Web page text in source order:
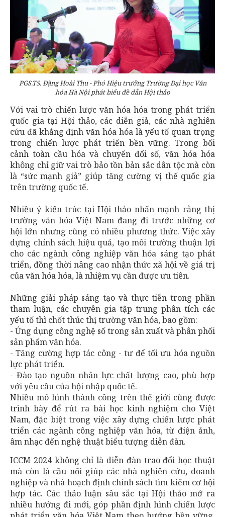
PGS.TS. Đặng Hoài Thu - Phó Hiệu trưởng Trường Đại học Văn
hóa Hà Nội phát biểu đề dẫn Hội thảo
Với vai trò chiến lược văn hóa hóa trong phát triển
quốc gia tại Hội thảo, các diễn giả, các nhà nghiên
cứu đã khẳng định văn hóa hóa là yếu tố quan trọng
trong chiến lược phát triển bền vững. Trong bối
cảnh toàn cầu hóa và chuyển đổi số, văn hóa hóa
không chỉ giữ vai trò bảo tồn bản sắc dân tộc mà còn
là “sức mạnh giả” giúp tăng cường vị thế quốc gia
trên trường quốc tế.
Nhiều ý kiến ​​trúc tại Hội thảo nhấn mạnh rằng thị
trường văn hóa Việt Nam đang đi trước những cơ
hội lớn nhưng cũng có nhiều phương thức. Việc xây
dựng chính sách hiệu quả, tạo môi trường thuận lợi
cho các ngành công nghiệp văn hóa sáng tạo phát
triển, đồng thời nâng cao nhận thức xã hội về giá trị
của văn hóa hóa, là nhiệm vụ cần được ưu tiên.
Những giải pháp sáng tạo và thực tiễn trong phần
tham luận, các chuyên gia tập trung phân tích các
yếu tố thì chốt thúc thị trường văn hóa, bao gồm:
- Ứng dụng công nghệ số trong sản xuất và phân phối
sản phẩm văn hóa.
- Tăng cường hợp tác công - tư để tối ưu hóa nguồn
lực phát triển.
- Đào tạo nguồn nhân lực chất lượng cao, phù hợp
với yêu cầu của hội nhập quốc tế.
Nhiều mô hình thành công trên thế giới cũng được
trình bày để rút ra bài học kinh nghiệm cho Việt
Nam, đặc biệt trong việc xây dựng chiến lược phát
triển các ngành công nghiệp văn hóa, từ điện ảnh,
âm nhạc đến nghệ thuật biểu tượng diễn đàn.
ICCM 2024 không chỉ là diễn đàn trao đổi học thuật
mà còn là cầu nối giúp các nhà nghiên cứu, doanh
nghiệp và nhà hoạch định chính sách tìm kiếm cơ hội
hợp tác. Các thảo luận sâu sắc tại Hội thảo mở ra
nhiều hướng đi mới, góp phần định hình chiến lược